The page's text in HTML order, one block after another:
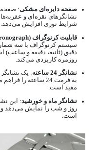
صفحه دایره‌ای مشکی: صفحه
نشانگرهای نقره‌ای و
شرایط نوری افزایش می‌دهد.
قابلیت کرنوگراف (Chronograph)
سیستم کرنوگراف با سه
دقیق (ثانیه، دقیقه و
روزمره کاربردی می‌کند.
نشانگر 24 ساعته
: یک نشانگر
به فرمت 24 ساعته
مفید است.
نشانگر ماه و خورشید
روز و شب را نمایش می‌دهد
است.